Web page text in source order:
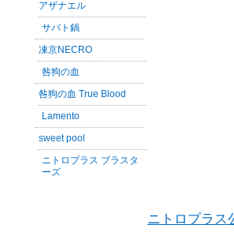
アザナエル
サバト鍋
凍京NECRO
咎狗の血
咎狗の血 True Blood
Lamento
sweet pool
ニトロプラス ブラスタ
ーズ
ニトロプラス